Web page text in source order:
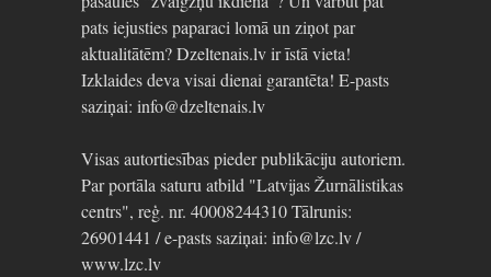
pats iejusties paparaci lomā un ziņot par
aktualitātēm? Dzeltenais.lv ir īstā vieta!
Izklaides deva visai dienai garantēta! E-pasts
saziņai: info@dzeltenais.lv
Visas autortiesības pieder publikāciju autoriem.
Par portāla saturu atbild "Latvijas Žurnālistikas
centrs", reģ. nr. 40008244310 Tālrunis:
26901441 / e-pasts saziņai: info@lzc.lv /
www.lzc.lv